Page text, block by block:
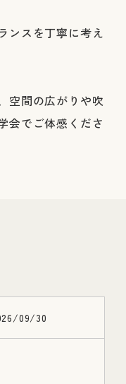
ンスを丁寧に考え
空間の広がりや吹
会でご体感くださ
09/30